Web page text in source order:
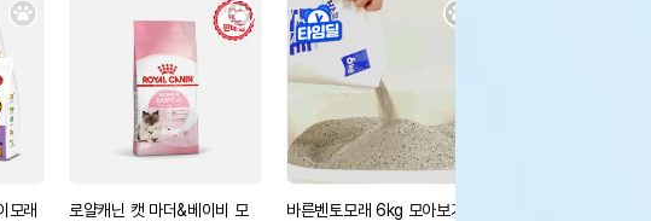
모래
로얄캐닌 캣 마더&베이비 모
바른벤토모래 6kg 모아보기